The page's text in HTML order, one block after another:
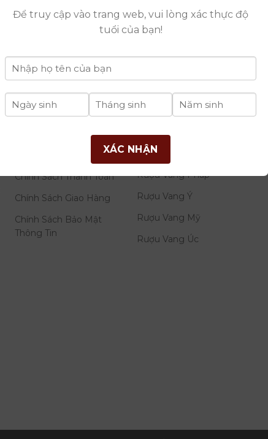
THÔNG TIN
Giới Thiệu Công Ty
Chính Sách Thanh Toán
Chính Sách Giao Hàng
Chính Sách Bảo Mật
Thông Tin
DANH MỤC
Rượu Vang
Rượu Vang Pháp
Rượu Vang Ý
Rượu Vang Mỹ
Rượu Vang Úc
Để truy cập vào trang web, vui lòng xác thực độ
tuổi của bạn!
XÁC NHẬN